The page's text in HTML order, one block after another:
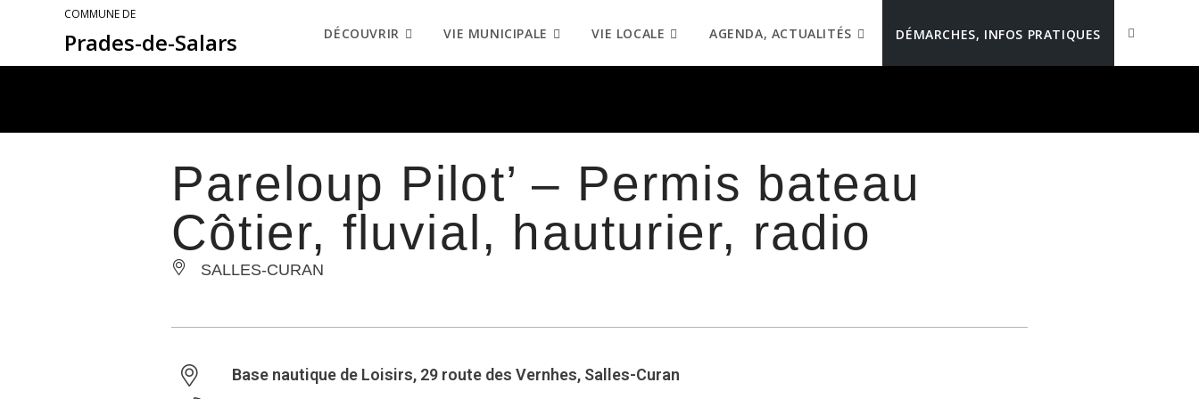
COMMUNE DE
Prades-de-Salars DÉCOUVRIR VIE MUNICIPALE VIE LOCALE AGENDA, ACTUALITÉS DÉMARCHES, INFOS PRATIQUES
Pareloup Pilot’ – Permis bateau
Côtier, fluvial, hauturier, radio
SALLES-CURAN
Base nautique de Loisirs, 29 route des Vernhes, Salles-Curan